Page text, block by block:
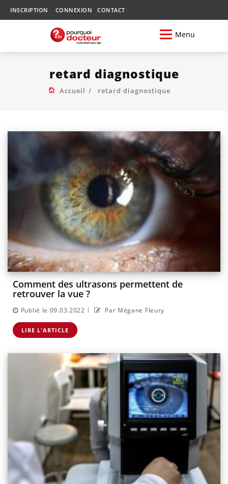
INSCRIPTION CONNEXION CONTACT
Menu
retard diagnostique
Accueil retard diagnostique
Comment des ultrasons permettent de
retrouver la vue ?
Publié le 09.03.2022 | Par Mégane Fleury
LIRE L'ARTICLE